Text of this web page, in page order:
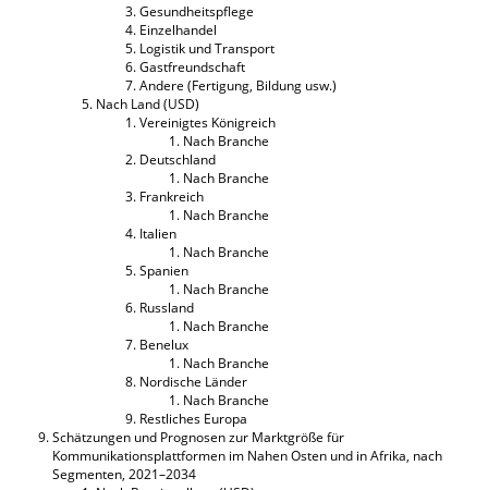
Gesundheitspflege
Einzelhandel
Logistik und Transport
Gastfreundschaft
Andere (Fertigung, Bildung usw.)
Nach Land (USD)
Vereinigtes Königreich
Nach Branche
Deutschland
Nach Branche
Frankreich
Nach Branche
Italien
Nach Branche
Spanien
Nach Branche
Russland
Nach Branche
Benelux
Nach Branche
Nordische Länder
Nach Branche
Restliches Europa
Schätzungen und Prognosen zur Marktgröße für
Kommunikationsplattformen im Nahen Osten und in Afrika, nach
Segmenten, 2021–2034